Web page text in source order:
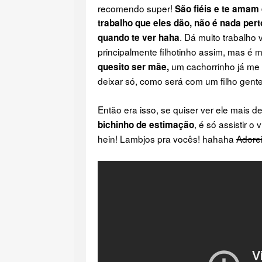
recomendo super! São fiéis e te
trabalho que eles dão, não é nada
quando te ver haha. Dá muito trabalho
principalmente filhotinho assim, mas é
quesito ser mãe, um cachorrinho já
deixar só, como será com um filho
Então era isso, se quiser ver ele mais
bichinho de estimação, é só assistir o
hein! Lambjos pra vocês! hahaha